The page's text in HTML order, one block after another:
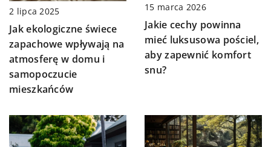
2 lipca 2025
Jak ekologiczne świece
zapachowe wpływają na
atmosferę w domu i
samopoczucie
mieszkańców
15 marca 2026
Jakie cechy powinna
mieć luksusowa pościel,
aby zapewnić komfort
snu?